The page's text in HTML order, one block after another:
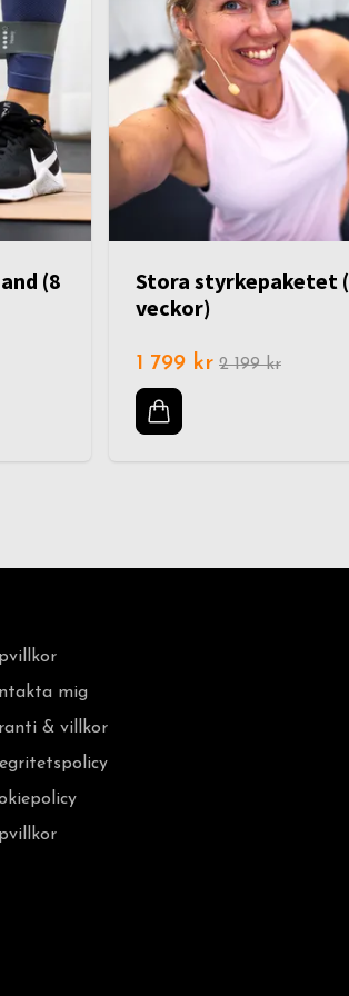
(8
Stora styrkepaketet
veckor)
1 799 kr 2 199 kr
mig
& villkor